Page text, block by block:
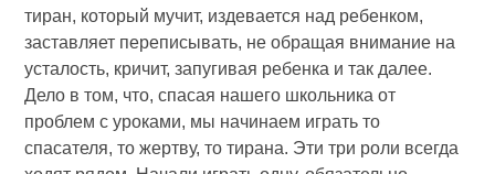
тиран, который мучит, издевается над ребенком,
заставляет переписывать, не обращая внимание на
усталость, кричит, запугивая ребенка и так далее.
Дело в том, что, спасая нашего школьника от
проблем с уроками, мы начинаем играть то
спасателя, то жертву, то тирана. Эти три роли всегда